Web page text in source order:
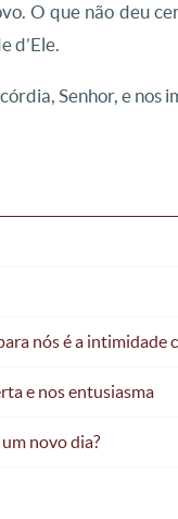
O que não deu
d’Ele.
Senhor, e nos
nós é a intimidade
e nos entusiasma
novo dia?